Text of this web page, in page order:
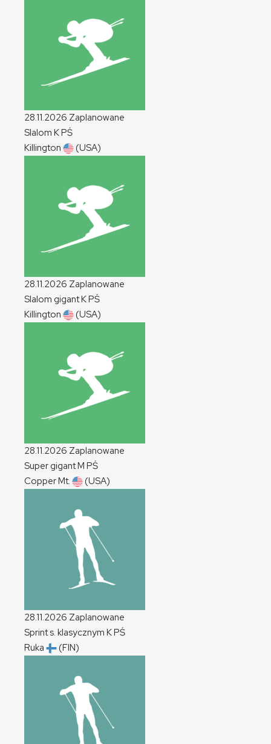
28.11.2026 Zaplanowane
Slalom KPŚ
Killington
(USA)
28.11.2026 Zaplanowane
Slalom gigantKPŚ
Killington
(USA)
28.11.2026 Zaplanowane
Super gigantM PŚ
Copper Mt.
(USA)
28.11.2026 Zaplanowane
Sprint s. klasycznym KPŚ
Ruka
(FIN)